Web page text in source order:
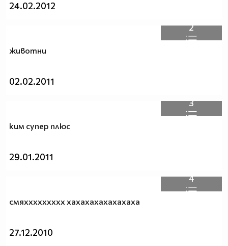
24.02.2012
2
животни
02.02.2011
3
ким супер плюс
29.01.2011
4
смяххххххххх хахахахахахахаха
27.12.2010